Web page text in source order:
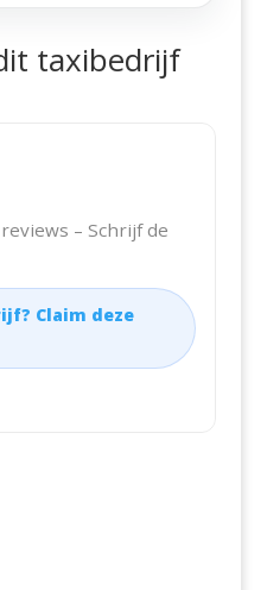
taxibedrijf
– Schrijf de
Claim deze